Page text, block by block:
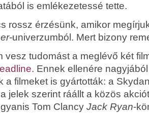
is emlékezetessé tette.
rossz érzésünk, amikor
univerzumból. Mert bizony
vesz tudomást a meglévő két
. Ennek ellenére
a filmeket is gyártották: a
jelek szerint ráállt a közös
Tom Clancy Jack Ryan-